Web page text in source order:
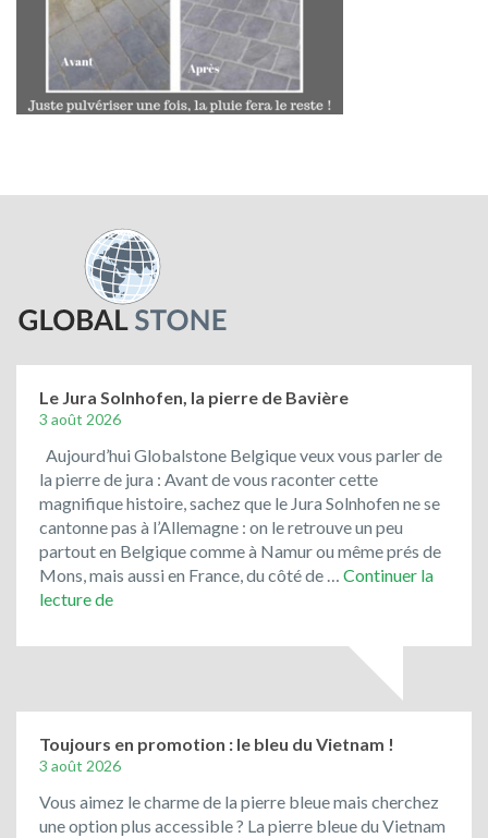
Le Jura Solnhofen, la pierre de Bavière
3 août 2026
Aujourd’hui Globalstone Belgique veux vous parler de
la pierre de jura : Avant de vous raconter cette
magnifique histoire, sachez que le Jura Solnhofen ne se
cantonne pas à l’Allemagne : on le retrouve un peu
partout en Belgique comme à Namur ou même prés de
Mons, mais aussi en France, du côté de … Continuer la
lecture deLe
Solnhofen,
de
Bavière
Toujours en promotion : le bleu du Vietnam !
3 août 2026
Vous aimez le charme de la pierre bleue mais cherchez
une option plus accessible ? La pierre bleue du Vietnam